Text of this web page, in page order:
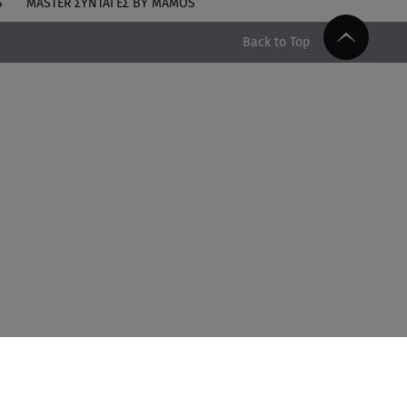
MASTER ΣΥΝΤΑΓΈΣ BY MAMOS
Back to Top